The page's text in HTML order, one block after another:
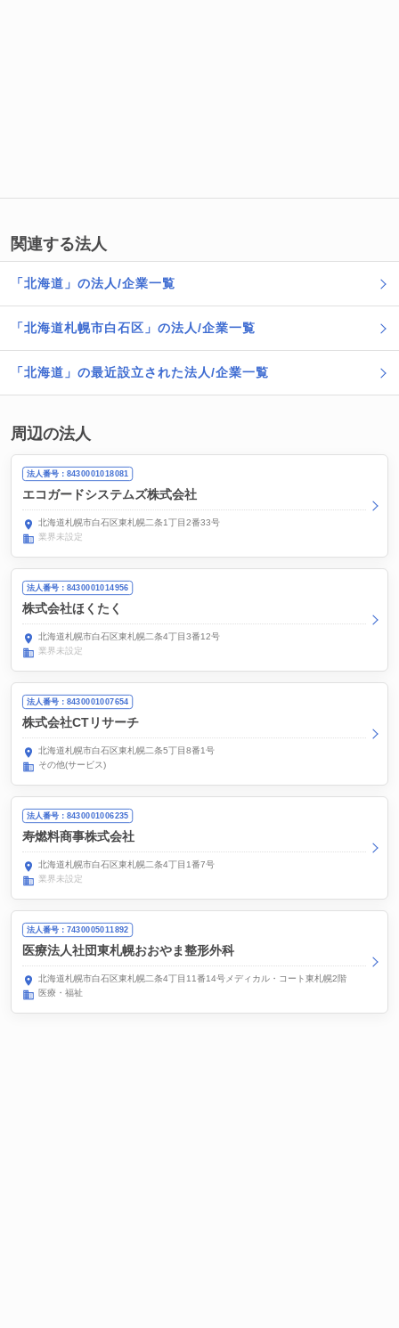
関連する法人
「北海道」の法人/企業一覧
「北海道札幌市白石区」の法人/企業一覧
「北海道」の最近設立された法人/企業一覧
周辺の法人
法人番号：8430001018081
エコガードシステムズ株式会社
北海道札幌市白石区東札幌二条1丁目2番33号
業界未設定
法人番号：8430001014956
株式会社ほくたく
北海道札幌市白石区東札幌二条4丁目3番12号
業界未設定
法人番号：8430001007654
株式会社CTリサーチ
北海道札幌市白石区東札幌二条5丁目8番1号
その他(サービス)
法人番号：8430001006235
寿燃料商事株式会社
北海道札幌市白石区東札幌二条4丁目1番7号
業界未設定
法人番号：7430005011892
医療法人社団東札幌おおやま整形外科
北海道札幌市白石区東札幌二条4丁目11番14号メディカル・コート東札幌2階
医療・福祉